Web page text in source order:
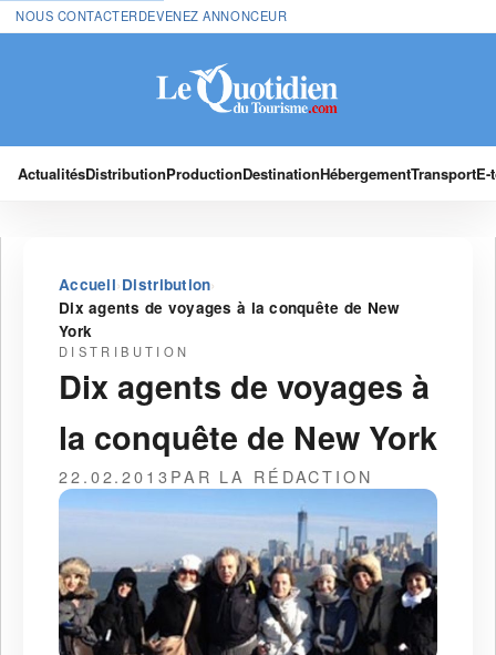
NOUS CONTACTERDEVENEZ ANNONCEUR
ActualitésDistributionProductionDestinationHébergementTransport
Accueil›Distribution›
Dix agents de voyages à la conquête de New
York
DISTRIBUTION
Dix agents de voyages à
la conquête de New York
22.02.2013PAR LA RÉDACTION